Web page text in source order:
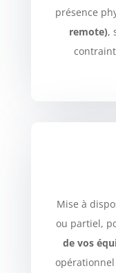
présence
remote),
Mise à
ou partiel,
de vos
opérationnel